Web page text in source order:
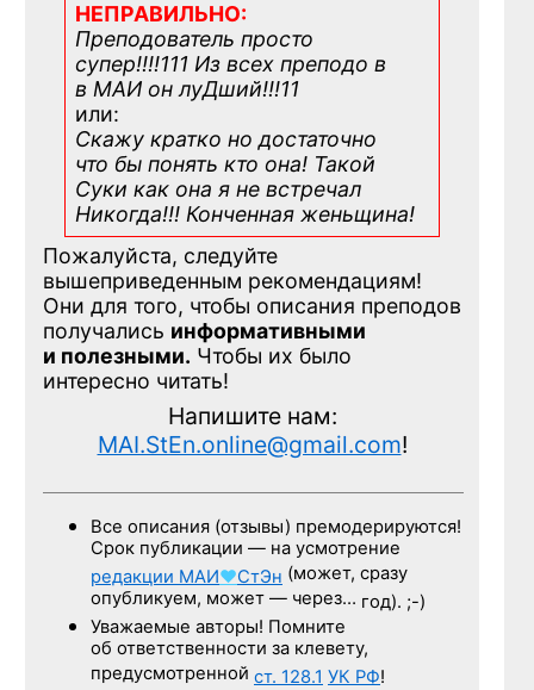
НЕПРАВИЛЬНО:
Преподователь просто
супер!!!!111 Из всех преподо в
в МАИ он луДший!!!11
или:
Скажу кратко но достаточно
что бы понять кто она! Такой
Суки как она я не встречал
Никогда!!! Конченная женьщина!
Пожалуйста, следуйте
вышеприведенным рекомендациям!
Они для того, чтобы описания преподов
получались информативными
и полезными. Чтобы их было
интересно читать!
Напишите нам:
MAI.StEn.online@gmail.com!
Все описания (отзывы) премодерируются!
Срок публикации — на усмотрение
редакции МАИ♥СтЭн (может, сразу
опубликуем, может — через… год). ;-)
Уважаемые авторы! Помните
об ответственности за клевету,
предусмотренной ст. 128.1 УК РФ!